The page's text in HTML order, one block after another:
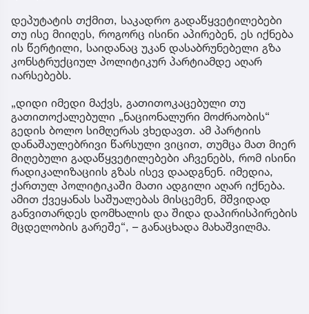
დეპუტატის თქმით, საკადრო გადაწყვეტილებები
თუ ისე მიიღეს, როგორც ისინი აპირებენ, ეს იქნება
ის წერტილი, საიდანაც უკან დასაბრუნებელი გზა
კონსტრუქციულ პოლიტიკურ პარტიამდე აღარ
იარსებებს.
„დიდი იმედი მაქვს, გათითოკაცებული თუ
გათითოქალებული „ნაციონალური მოძრაობის“
გედის ბოლო სიმღერას ვხედავთ. ამ პარტიის
დანაშაულებრივი წარსული ვიცით, თუმცა მათ მიერ
მიღებული გადაწყვეტილებები აჩვენებს, რომ ისინი
რადიკალიზაციის გზას ისევ დაადგნენ. იმედია,
ქართულ პოლიტიკაში მათი ადგილი აღარ იქნება.
ამით ქვეყანას საშუალებას მისცემენ, მშვიდად
განვითარდეს დომხალის და შიდა დაპირისპირების
მცდელობის გარეშე“, – განაცხადა მახაშვილმა.